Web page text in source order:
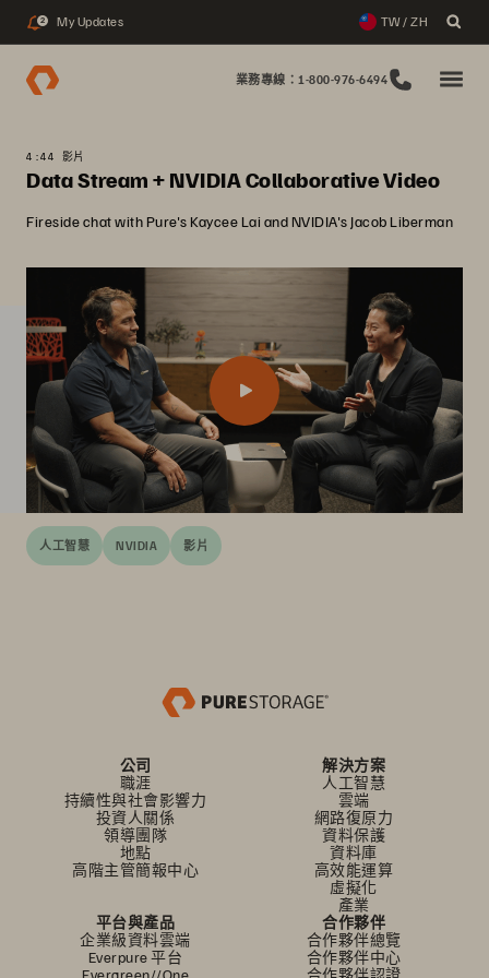
2 My Updates TW / ZH
業務專線：1-800-976-6494
4:44 影片
Data Stream + NVIDIA Collaborative Video
Fireside chat with Pure's Kaycee Lai and NVIDIA's Jacob Liberman
人工智慧 NVIDIA 影片
公司
職涯
持續性與社會影響力
投資人關係
領導團隊
地點
高階主管簡報中心
解決方案
人工智慧
雲端
網路復原力
資料保護
資料庫
高效能運算
虛擬化
產業
平台與產品
企業級資料雲端
Everpure 平台
Evergreen//One
合作夥伴
合作夥伴總覽
合作夥伴中心
合作夥伴認證